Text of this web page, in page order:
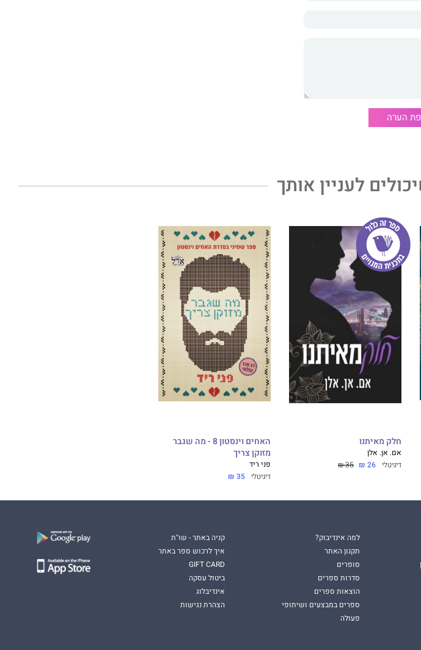
הטוב ביותר
הערה
לעניין אותך
חלק מאיתנו
אם. אן. אלן
דיגיטלי 26 ₪
35 ₪
האחים וינסטון 8 - מה שגבר
מזוקן צריך
פני ריד
דיגיטלי 35 ₪
למה אינדיבוק?
תקנון האתר
סופרים
סדרות ספרים
הוצאות ספרים
ספרים במבצעים ושיתופי
פעולה
קניה באתר - שו"ת
איך לרכוש ספר באתר
GIFT CARD
ביטול עסקה
אינדיבלוג
הצהרת נגישות